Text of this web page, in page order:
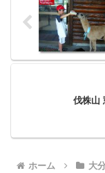
伐株山
ホーム 大